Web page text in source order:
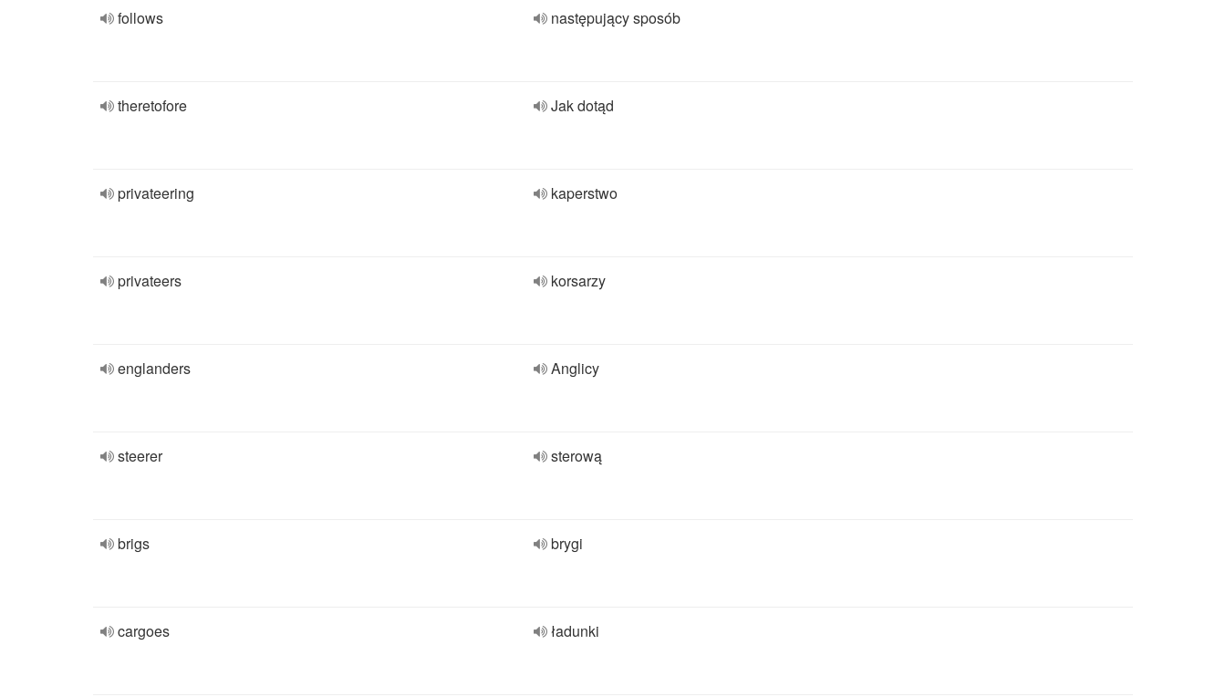
follows następujący sposób
theretofore Jak dotąd
privateering kaperstwo
privateers korsarzy
englanders Anglicy
steerer sterową
brigs brygi
cargoes ładunki